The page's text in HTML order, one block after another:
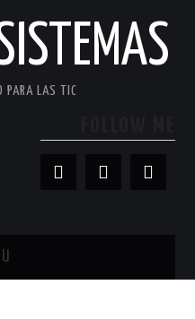
PARA LAS TIC